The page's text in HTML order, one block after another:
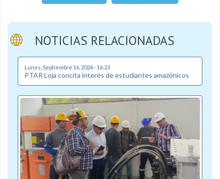
NOTICIAS RELACIONADAS
Lunes, Septiembre 16, 2024 - 16:23
PTAR Loja concita interés de estudiantes amazónicos